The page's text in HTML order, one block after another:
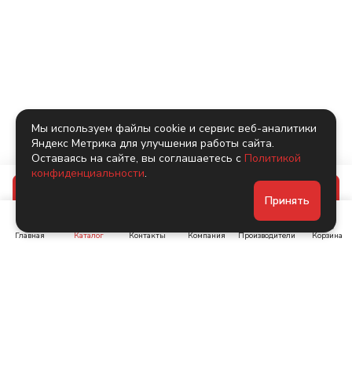
Главная Каталог Контакты Компания Производители Корзина
Мы используем файлы cookie и сервис веб-аналитики
Яндекс Метрика для улучшения работы сайта.
Оставаясь на сайте, вы соглашаетесь с Политикой
конфиденциальности.
Принять